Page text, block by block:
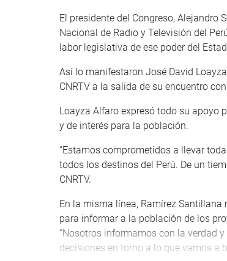
El presidente del Congreso, Alejandro
Nacional de Radio y Televisión del
labor legislativa de ese poder del
Así lo manifestaron José David
CNRTV a la salida de su encuentro
Loayza Alfaro expresó todo su apoyo
y de interés para la población.
“Estamos comprometidos a llevar
todos los destinos del Perú. De un
CNRTV.
En la misma línea, Ramírez
para informar a la población de los
“Nosotros informamos con la verdad
decisiones en torno a lo que vamos a